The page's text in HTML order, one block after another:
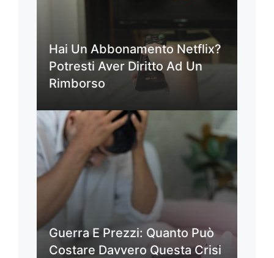
Hai Un Abbonamento Netflix?
Potresti Aver Diritto Ad Un
Rimborso
Guerra E Prezzi: Quanto Può
Costare Davvero Questa Crisi